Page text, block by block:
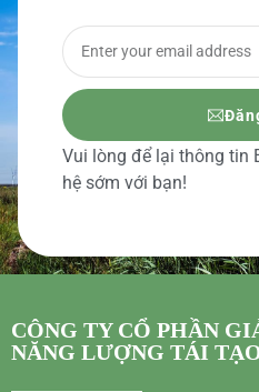
Vui lòng để lại thông tin
hệ sớm với bạn!
CÔNG TY CỔ PHẦN
NĂNG LƯỢNG TÁI